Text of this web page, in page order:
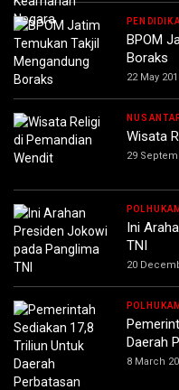
BPOM
Boraks
22 May
Wisata
29
POLHUKAM
Ini
TNI
20
POLHUKAM
Daerah
8 March